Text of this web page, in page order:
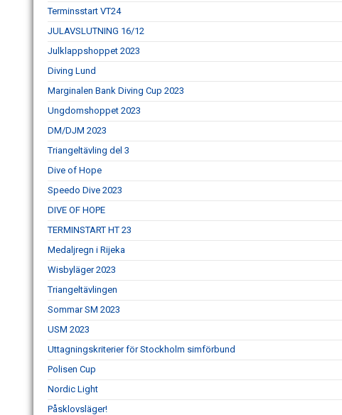
Terminsstart VT24
JULAVSLUTNING 16/12
Julklappshoppet 2023
Diving Lund
Marginalen Bank Diving Cup 2023
Ungdomshoppet 2023
DM/DJM 2023
Triangeltävling del 3
Dive of Hope
Speedo Dive 2023
DIVE OF HOPE
TERMINSTART HT 23
Medaljregn i Rijeka
Wisbyläger 2023
Triangeltävlingen
Sommar SM 2023
USM 2023
Uttagningskriterier för Stockholm simförbund
Polisen Cup
Nordic Light
Påsklovsläger!